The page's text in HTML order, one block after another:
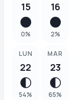
15
🌑
0%
16
🌑
2%
LUN
22
🌓
54%
MAR
23
🌓
65%